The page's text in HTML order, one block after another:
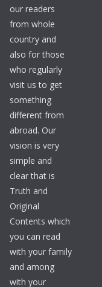
our readers
from whole
country and
also for those
who regularly
visit us to get
something
different from
abroad. Our
vision is very
simple and
clear that is
Truth and
Original
Contents which
you can read
with your family
and among
with your